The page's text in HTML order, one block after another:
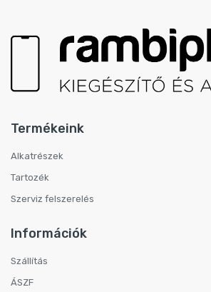
Termékeink
Alkatrészek
Tartozék
Szerviz felszerelés
Információk
Szállítás
ÁSZF